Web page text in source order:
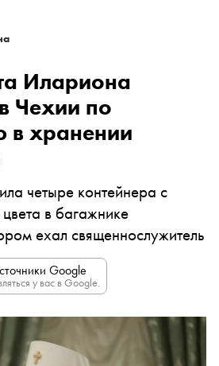
Илариона
Чехии по
в хранении
четыре контейнера с
в багажнике
ехал священнослужитель
Google
у вас в Google.